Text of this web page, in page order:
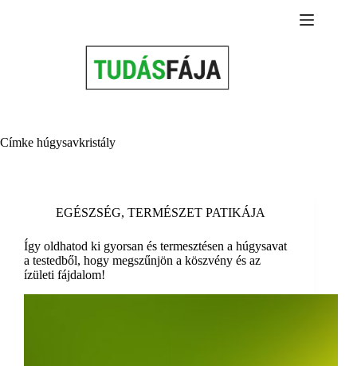
Címke húgysavkristály
EGÉSZSÉG, TERMÉSZET PATIKÁJA
Így oldhatod ki gyorsan és termesztésen a húgysavat
a testedből, hogy megszűnjön a köszvény és az
ízületi fájdalom!